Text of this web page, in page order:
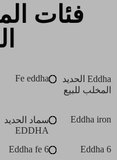
فئات
Eddha الحديد
المخلب للبيع
Fe eddha
Eddha iron
سماد الحديد
EDDHA
Eddha 6
Eddha fe 6